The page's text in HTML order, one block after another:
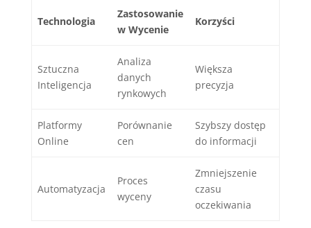
Technologia
Zastosowanie
w Wycenie
Korzyści
Sztuczna
Inteligencja
Analiza
danych
rynkowych
Większa
precyzja
Platformy
Online
Porównanie
cen
Szybszy dostęp
do informacji
Automatyzacja
Proces
wyceny
Zmniejszenie
czasu
oczekiwania